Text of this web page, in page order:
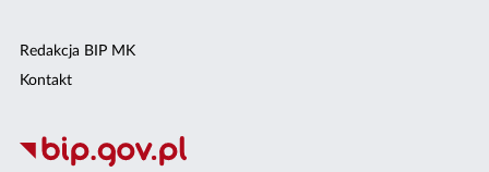
Redakcja BIP MK
Kontakt